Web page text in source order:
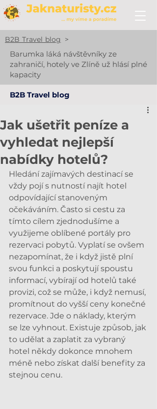
B2B Travel blog >
Barumka láká návštěvníky ze
zahraničí, hotely ve Zlíně už hlásí plné
kapacity
B2B Travel blog
Jak ušetřit peníze a
vyhledat nejlepší
nabídky hotelů?
Hledání zajímavých destinací se
vždy pojí s nutností najít hotel
odpovídající stanoveným
očekáváním. Často si cestu za
tímto cílem zjednodušíme a
využijeme oblíbené portály pro
rezervaci pobytů. Vyplatí se ovšem
nezapomínat, že i když jistě plní
svou funkci a poskytují spoustu
informací, vybírají od hotelů také
provizi, což se může, i když nemusí,
promítnout do vyšší ceny konečné
rezervace. Jde o náklady, kterým
se lze vyhnout. Existuje způsob, jak
to udělat a zaplatit za vybraný
hotel někdy dokonce mnohem
méně nebo získat další benefity za
stejnou cenu.